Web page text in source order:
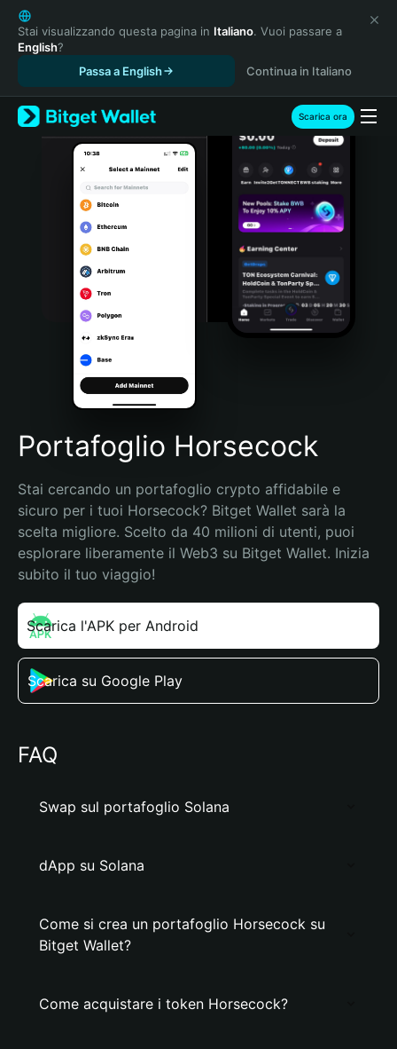
English
日本語
Tiếng Việt
Español (Latinoamérica)
Türkçe
Italiano
Português (Portugal)
Bahasa Indonesia
Português (Brasil)
Español (Argentina)
Stai visualizzando questa pagina in Italiano. Vuoi passare a
English?
Passa a English
Continua in Italiano
Scarica ora
Portafoglio Horsecock
Stai cercando un portafoglio crypto affidabile e
sicuro per i tuoi Horsecock? Bitget Wallet sarà la
scelta migliore. Scelto da 40 milioni di utenti, puoi
esplorare liberamente il Web3 su Bitget Wallet. Inizia
subito il tuo viaggio!
Scarica l'APK per Android
Scarica su Google Play
FAQ
Swap sul portafoglio Solana
dApp su Solana
Come si crea un portafoglio Horsecock su
Bitget Wallet?
Come acquistare i token Horsecock?